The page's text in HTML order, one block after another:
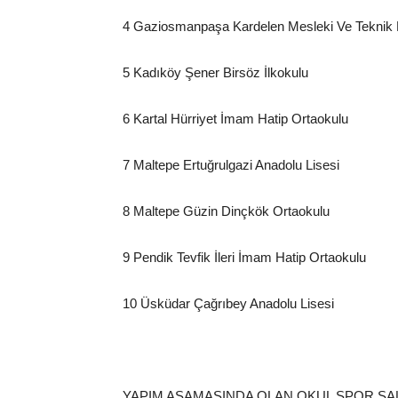
4 Gaziosmanpaşa Kardelen Mesleki Ve Teknik
5 Kadıköy Şener Birsöz İlkokulu
6 Kartal Hürriyet İmam Hatip Ortaokulu
7 Maltepe Ertuğrulgazi Anadolu Lisesi
8 Maltepe Güzin Dinçkök Ortaokulu
9 Pendik Tevfik İleri İmam Hatip Ortaokulu
10 Üsküdar Çağrıbey Anadolu Lisesi